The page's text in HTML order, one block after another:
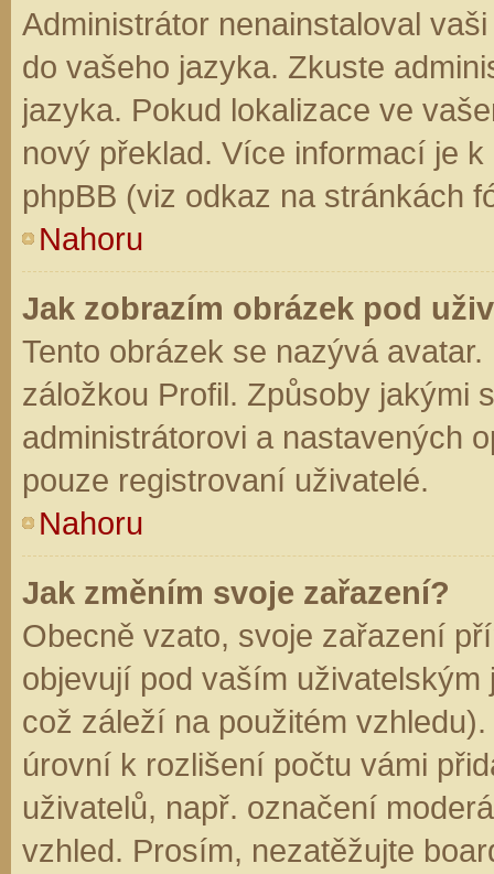
Administrátor nenainstaloval
do vašeho jazyka. Zkuste
jazyka. Pokud lokalizace ve
nový překlad. Více informací je
phpBB (viz odkaz na stránkách
Nahoru
Jak zobrazím obrázek pod
Tento obrázek se nazývá
záložkou Profil. Způsoby jakými
administrátorovi a nastavených
pouze registrovaní uživatelé.
Nahoru
Jak změním svoje zařazení?
Obecně vzato, svoje zařazení
objevují pod vaším
což záleží na použitém
úrovní k rozlišení počtu vámi
uživatelů, např. označení
vzhled. Prosím, nezatěžujte